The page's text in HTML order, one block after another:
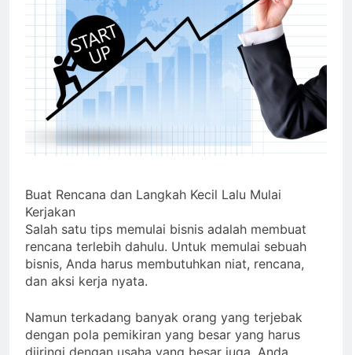
Buat Rencana dan Langkah Kecil Lalu Mulai
Kerjakan
Salah satu tips memulai bisnis adalah membuat
rencana terlebih dahulu. Untuk memulai sebuah
bisnis, Anda harus membutuhkan niat, rencana,
dan aksi kerja nyata.
Namun terkadang banyak orang yang terjebak
dengan pola pemikiran yang besar yang harus